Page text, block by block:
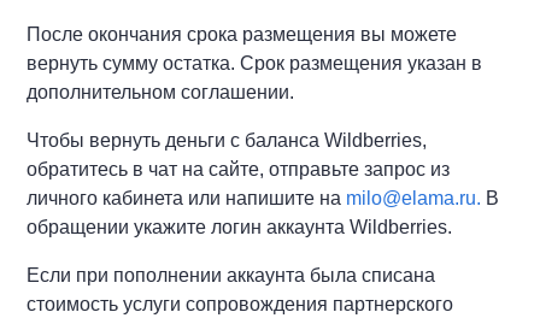
После окончания срока размещения вы можете
вернуть сумму остатка. Срок размещения указан в
дополнительном соглашении.
Чтобы вернуть деньги с баланса Wildberries,
обратитесь в чат на сайте, отправьте запрос из
личного кабинета или напишите на milo@elama.ru. В
обращении укажите логин аккаунта Wildberries.
Если при пополнении аккаунта была списана
стоимость услуги сопровождения партнерского